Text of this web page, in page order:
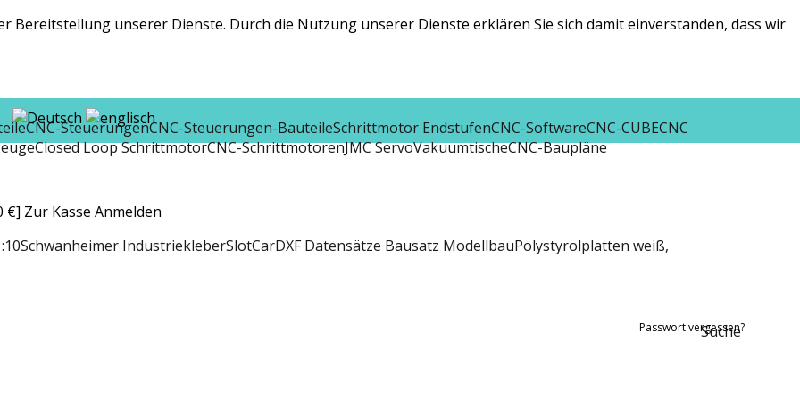
Bereitstellung unserer Dienste. Durch die Nutzung unserer Dienste erklären Sie sich damit einverstanden, dass wir
CNC-SteuerungenCNC-Steuerungen-BauteileSchrittmotor EndstufenCNC-SoftwareCNC-CUBECNC
Closed Loop SchrittmotorCNC-SchrittmotorenJMC ServoVakuumtischeCNC-Baupläne
Schwanheimer IndustriekleberSlotCarDXF Datensätze Bausatz ModellbauPolystyrolplatten weiß,
Suche
€] Zur Kasse Anmelden
Passwort vergessen?